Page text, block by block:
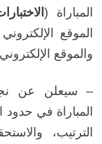
المباراة (
الموقع
والموقع الإلكتروني
– سيعلن عن
المباراة في
الترتيب،